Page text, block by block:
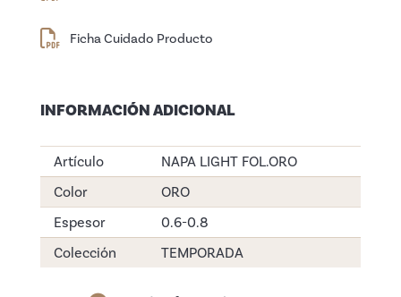
Ficha Cuidado Producto
INFORMACIÓN ADICIONAL
Artículo
NAPA LIGHT FOL.ORO
Color
ORO
Espesor
0.6-0.8
Colección
TEMPORADA